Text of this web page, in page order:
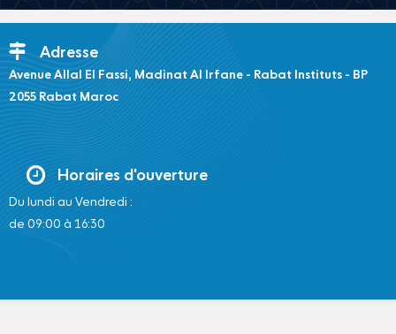
Adresse
Avenue Allal El Fassi, Madinat Al Irfane - Rabat Instituts - BP
2055 Rabat Maroc
Horaires d'ouverture
Du lundi au Vendredi :
de 09:00 à 16:30